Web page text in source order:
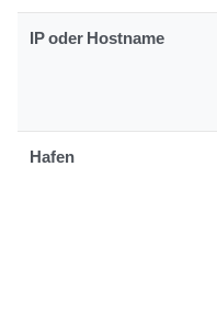
IP oder Hostname
Hafen